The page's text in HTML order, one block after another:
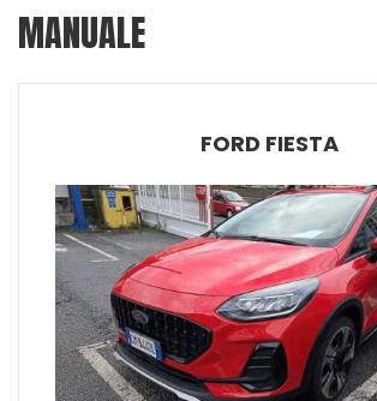
MANUALE
FORD FIESTA